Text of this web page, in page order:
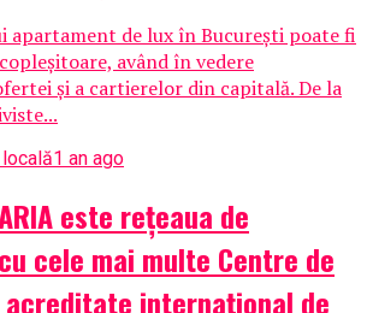
apartament de lux în București poate fi
având în vedere
și a cartierelor din capitală. De la
1 an ago
este rețeaua de
cele mai multe Centre de
acreditate internațional de